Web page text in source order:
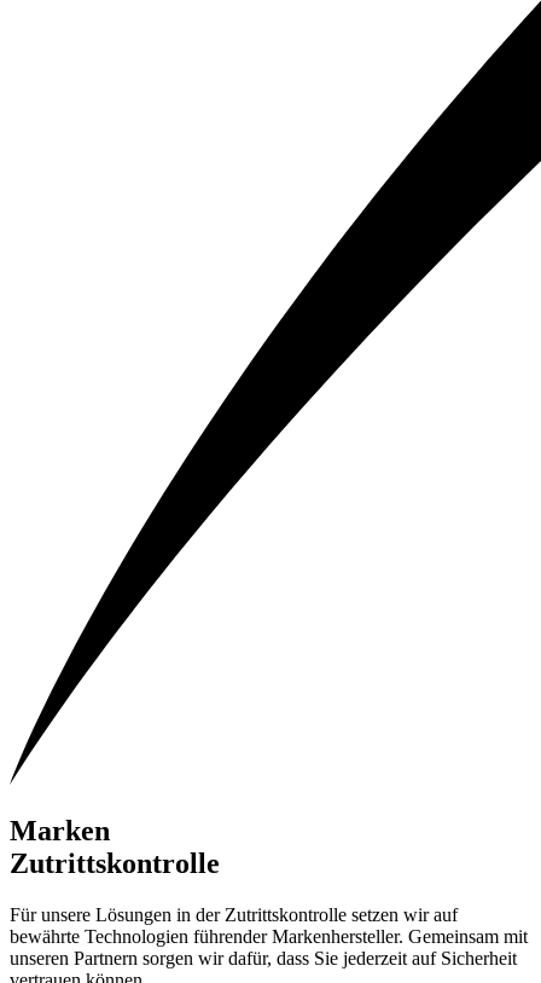
Marken
Zutrittskontrolle
Für unsere Lösungen in der Zutrittskontrolle setzen wir auf
bewährte Technologien führender Markenhersteller. Gemeinsam mit
unseren Partnern sorgen wir dafür, dass Sie jederzeit auf Sicherheit